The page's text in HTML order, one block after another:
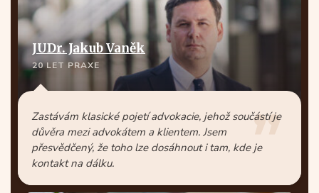
JUDr. Jakub Vaněk
20 LET PRAXE
Zastávám klasické pojetí advokacie, jehož součástí je
důvěra mezi advokátem a klientem. Jsem
přesvědčený, že toho lze dosáhnout i tam, kde je
kontakt na dálku.